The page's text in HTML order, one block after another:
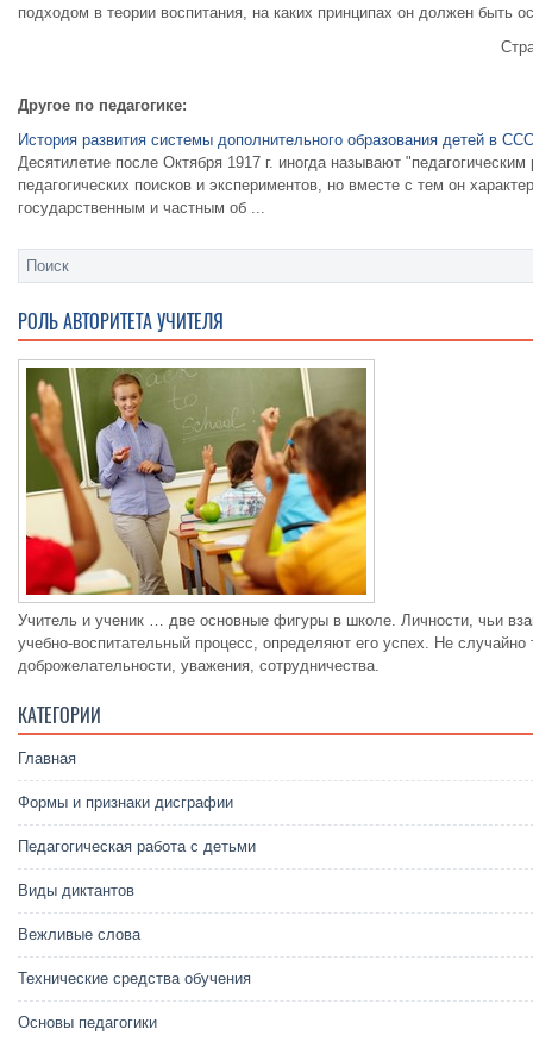
подходом в теории воспитания, на каких принципах он должен быть
Другое по педагогике:
История развития системы дополнительного образования детей в
Десятилетие после Октября 1917 г. иногда называют
педагогических поисков и экспериментов, но вместе с тем он
государственным и частным об ...
РОЛЬ АВТОРИТЕТА УЧИТЕЛЯ
Учитель и ученик … две основные фигуры в школе. Личности, чьи
учебно-воспитательный процесс, определяют его успех. Не
доброжелательности, уважения, сотрудничества.
КАТЕГОРИИ
Главная
Формы и признаки дисграфии
Педагогическая работа с детьми
Виды диктантов
Вежливые слова
Технические средства обучения
Основы педагогики